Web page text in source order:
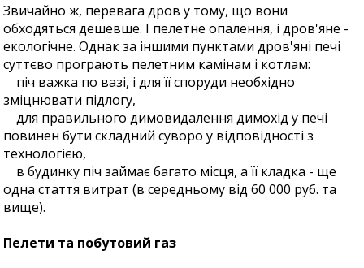
Звичайно ж, перевага дров у тому, що вони
обходяться дешевше. І пелетне опалення, і дров'яне -
екологічне. Однак за іншими пунктами дров'яні печі
суттєво програють пелетним камінам і котлам:
піч важка по вазі, і для її споруди необхідно
зміцнювати підлогу,
для правильного димовидалення димохід у печі
повинен бути складний суворо у відповідності з
технологією,
в будинку піч займає багато місця, а її кладка - ще
одна стаття витрат (в середньому від 60 000 руб. та
вище).
Пелети та побутовий газ